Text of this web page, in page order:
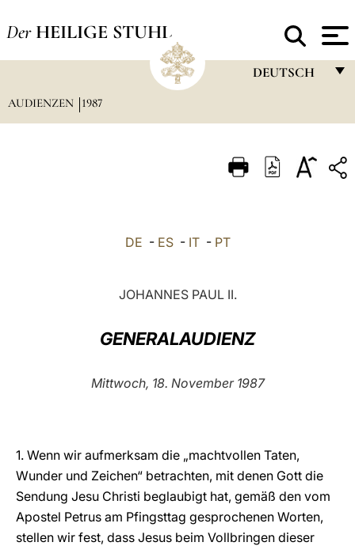
Der HEILIGE STUHL
DEUTSCH
ITALIANO
中文
LATINE
AUDIENZEN 1987
DE - ES- IT- PT
JOHANNES PAUL II.
GENERALAUDIENZ
Mittwoch, 18. November 1987
1. Wenn wir aufmerksam die „machtvollen Taten,
Wunder und Zeichen“ betrachten, mit denen Gott die
Sendung Jesu Christi beglaubigt hat, gemäß den vom
Apostel Petrus am Pfingsttag gesprochenen Worten,
stellen wir fest, dass Jesus beim Vollbringen dieser